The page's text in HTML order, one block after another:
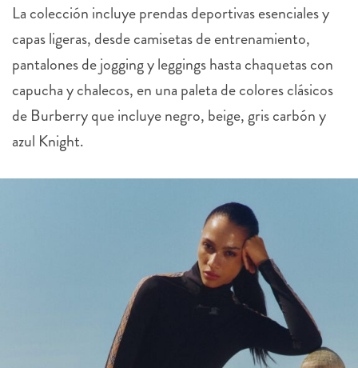
La colección incluye prendas deportivas esenciales y
capas ligeras, desde camisetas de entrenamiento,
pantalones de jogging y leggings hasta chaquetas con
capucha y chalecos, en una paleta de colores clásicos
de Burberryque incluye negro, beige, gris carbón y
azul Knight.